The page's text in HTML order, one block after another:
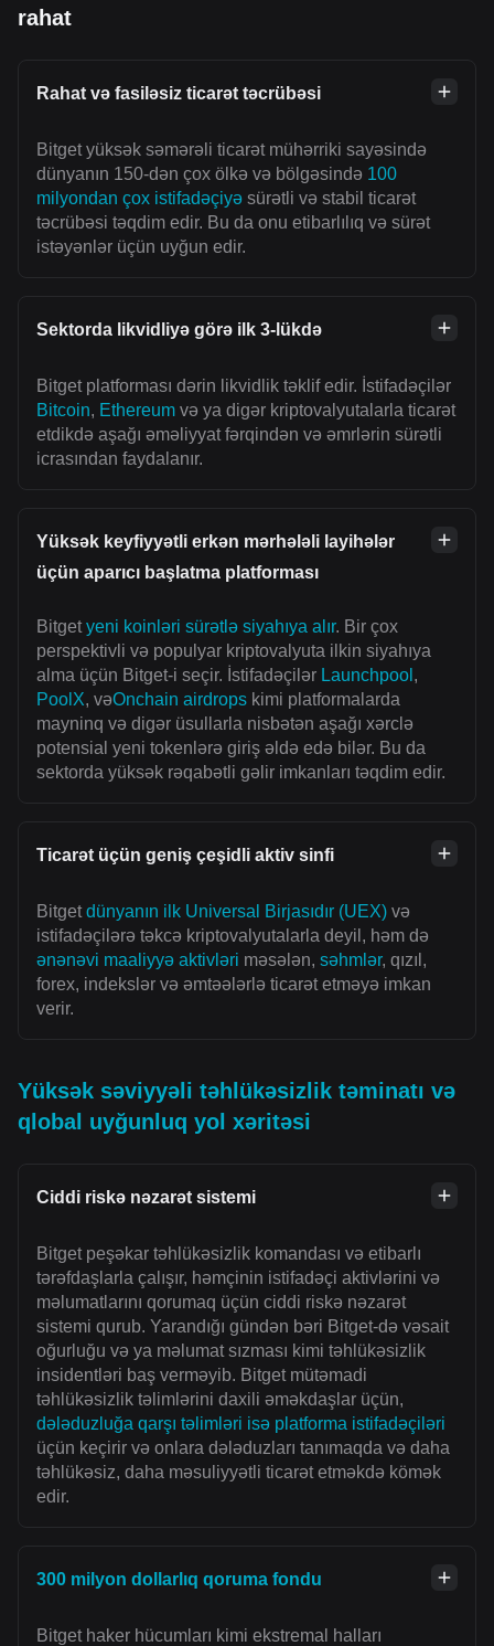
rahat
Rahat və fasiləsiz ticarət təcrübəsi
Bitget yüksək səmərəli ticarət mühərriki sayəsində
dünyanın 150-dən çox ölkə və bölgəsində 100
milyondan çox istifadəçiyə sürətli və stabil ticarət
təcrübəsi təqdim edir. Bu da onu etibarlılıq və sürət
istəyənlər üçün uyğun edir.
Sektorda likvidliyə görə ilk 3-lükdə
Bitget platforması dərin likvidlik təklif edir. İstifadəçilər
Bitcoin, Ethereum və ya digər kriptovalyutalarla ticarət
etdikdə aşağı əməliyyat fərqindən və əmrlərin sürətli
icrasından faydalanır.
Yüksək keyfiyyətli erkən mərhələli layihələr
üçün aparıcı başlatma platforması
Bitget yeni koinləri sürətlə siyahıya alır. Bir çox
perspektivli və populyar kriptovalyuta ilkin siyahıya
alma üçün Bitget-i seçir. İstifadəçilər Launchpool ,
PoolX, vəOnchain airdrops kimi platformalarda
mayninq və digər üsullarla nisbətən aşağı xərclə
potensial yeni tokenlərə giriş əldə edə bilər. Bu da
sektorda yüksək rəqabətli gəlir imkanları təqdim edir.
Ticarət üçün geniş çeşidli aktiv sinfi
Bitget dünyanın ilk Universal Birjasıdır (UEX) və
istifadəçilərə təkcə kriptovalyutalarla deyil, həm də
ənənəvi maaliyyə aktivləri məsələn, səhmlər, qızıl,
forex, indekslər və əmtəələrlə ticarət etməyə imkan
verir.
Yüksək səviyyəli təhlükəsizlik təminatı və
qlobal uyğunluq yol xəritəsi
Ciddi riskə nəzarət sistemi
Bitget peşəkar təhlükəsizlik komandası və etibarlı
tərəfdaşlarla çalışır, həmçinin istifadəçi aktivlərini və
məlumatlarını qorumaq üçün ciddi riskə nəzarət
sistemi qurub. Yarandığı gündən bəri Bitget-də vəsait
oğurluğu və ya məlumat sızması kimi təhlükəsizlik
insidentləri baş verməyib. Bitget mütəmadi
təhlükəsizlik təlimlərini daxili əməkdaşlar üçün,
dələduzluğa qarşı təlimləri isə platforma istifadəçiləri
üçün keçirir və onlara dələduzları tanımaqda və daha
təhlükəsiz, daha məsuliyyətli ticarət etməkdə kömək
edir.
300 milyon dollarlıq qoruma fondu
Bitget haker hücumları kimi ekstremal halları